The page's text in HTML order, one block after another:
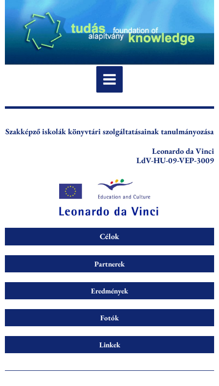
content
Szakképző iskolák könyvtári szolgáltatásainak tanulmányozása
Leonardo da Vinci
LdV-HU-09-VEP-3009
Célok
Partnerek
Eredmények
Fotók
Linkek